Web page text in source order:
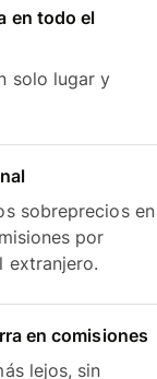
en todo el
solo lugar y
sobreprecios en
por
extranjero.
en comisiones
lejos, sin